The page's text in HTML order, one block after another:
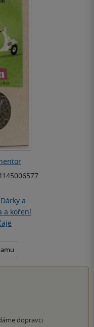
Dárky a
a koření
dopravci